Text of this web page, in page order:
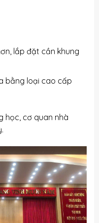
lắp đặt cần khung
bằng loại cao cấp
học, cơ quan nhà